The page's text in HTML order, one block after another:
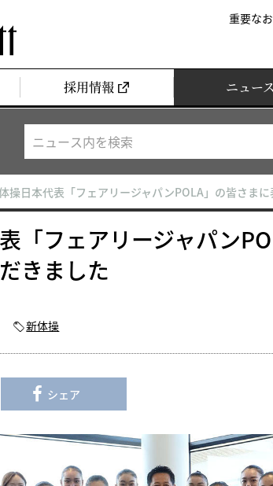
重要な
採用情報 ニュース
操日本代表「フェアリージャパンPOLA」の皆さま
「フェアリージャパン
きました
新体操
シェア